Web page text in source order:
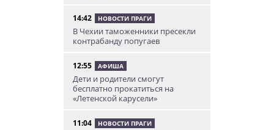
14:42 НОВОСТИ ПРАГИ
В Чехии таможенники пресекли
контрабанду попугаев
12:55 АФИША
Дети и родители смогут
бесплатно прокатиться на
«Летенской карусели»
11:04 НОВОСТИ ПРАГИ